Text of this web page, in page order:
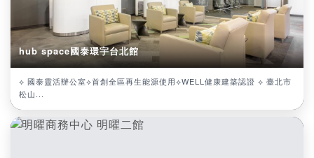
hub space國泰環宇台北館
⟡ 國泰靈活辦公室⟡首創全區再生能源使用⟡WELL健康建築認證 ⟡ 臺北市
松山...